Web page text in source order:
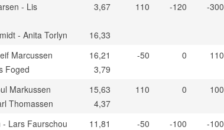
- Lis
3,67
- Anita Torlyn 16,33
110 -120 -300
Marcussen
16,21
Foged
3,79
-50 0 110
Markussen
15,63
Thomassen
4,37
110 0 100
- Lars Faurschou
11,81 -50 -100 -100